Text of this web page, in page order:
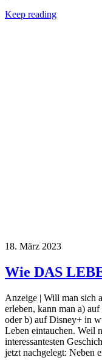
Keep reading
18. März 2023
Wie DAS
Anzeige | Will man sich
erleben, kann man a)
oder b) auf Disney+ in
Leben eintauchen. Weil
interessantesten
jetzt nachgelegt: Neben